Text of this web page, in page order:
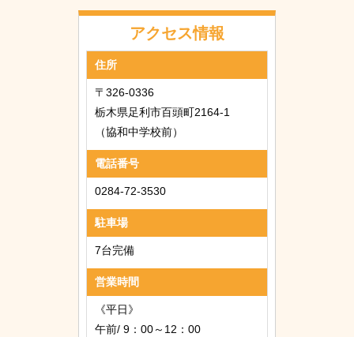
アクセス情報
住所
〒326-0336
栃木県足利市百頭町2164-1
（協和中学校前）
電話番号
0284-72-3530
駐車場
7台完備
営業時間
《平日》
午前/ 9：00～12：00